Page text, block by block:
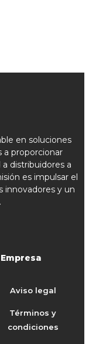
en soluciones
a proporcionar
distribuidores a
es impulsar el
innovadores y un
Empresa
Aviso legal
Términos y
condiciones